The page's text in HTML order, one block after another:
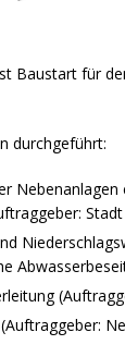
Baustart für
durchgeführt: